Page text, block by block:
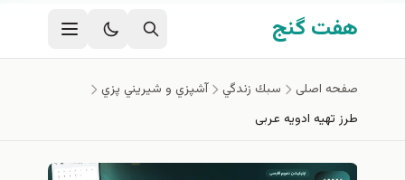
رفتن به محتوای اصلی
هفت گنج
صفحه اصلی سبك زندگي
آشپزي و شيريني پزي
طرز تهیه ادویه عربی